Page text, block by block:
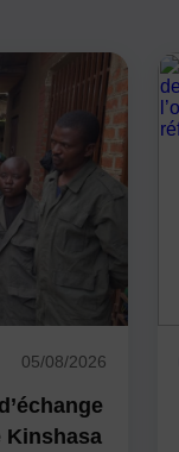
05/08/2026
Kinshasa